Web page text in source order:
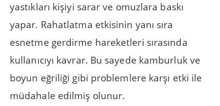
yastıkları kişiyi sarar ve omuzlara baskı
yapar. Rahatlatma etkisinin yanı sıra
esnetme gerdirme hareketleri sırasında
kullanıcıyı kavrar. Bu sayede kamburluk ve
boyun eğriliği gibi problemlere karşı etki ile
müdahale edilmiş olunur.